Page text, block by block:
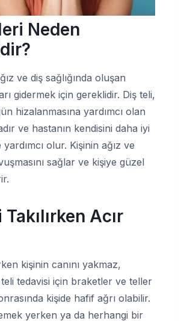
Neden
ve diş sağlığında oluşan
gidermek için gereklidir. Diş teli,
hizalanmasına yardımcı olan
ve hastanın kendisini daha iyi
olur. Kişinin ağız ve
sağlar ve kişiye güzel
Acır
kişinin canını yakmaz,
teli tedavisi için braketler ve teller
kişide hafif ağrı olabilir.
yerken ya da herhangi bir